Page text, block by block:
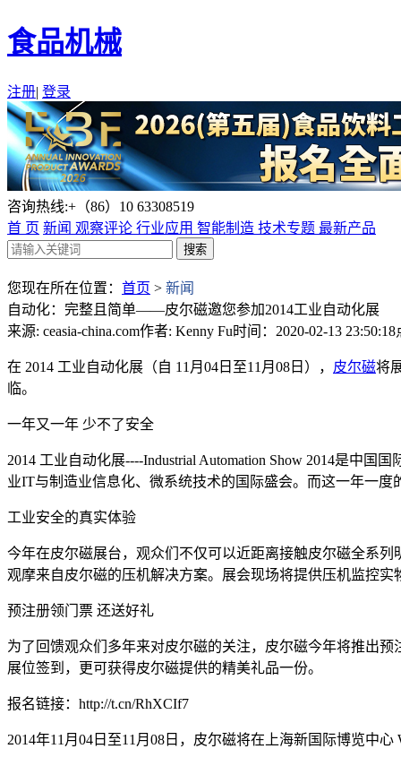
食品机械
注册| 登录
咨询热线:+（86）10 63308519
首 页 新闻 观察评论 行业应用 智能制造 技术专题 最新产品
您现在所在位置： 首页 > 新闻
自动化：完整且简单——皮尔磁邀您参加2014工业自动化展
来源: ceasia-china.com作者: Kenny Fu时间：2020-02-13 23:50:18
在 2014 工业自动化展（自 11月04日至11月08日）， 皮尔磁将
临。
一年又一年 少不了安全
2014 工业自动化展----Industrial Automation Show 2014是中
业IT与制造业信息化、微系统技术的国际盛会。而这一年一
工业安全的真实体验
今年在皮尔磁展台，观众们不仅可以近距离接触皮尔磁全系
观摩来自皮尔磁的压机解决方案。展会现场将提供压机监控
预注册领门票 还送好礼
为了回馈观众们多年来对皮尔磁的关注，皮尔磁今年将推出
展位签到，更可获得皮尔磁提供的精美礼品一份。
报名链接：http://t.cn/RhXCIf7
2014年11月04日至11月08日，皮尔磁将在上海新国际博览中